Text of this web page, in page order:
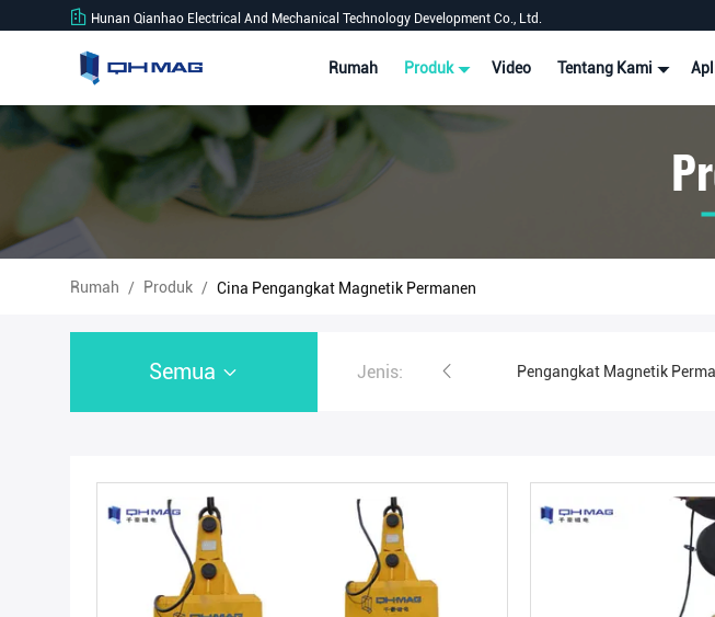
Hunan Qianhao Electrical And Mechanical Technology Development Co., Ltd.
Rumah Produk Video Tentang Kami
Rumah / Produk / Cina Pengangkat Magnetik Permanen
Semua Jenis:
Pengangkat Magnetik Baja Pengangkat Magnetik